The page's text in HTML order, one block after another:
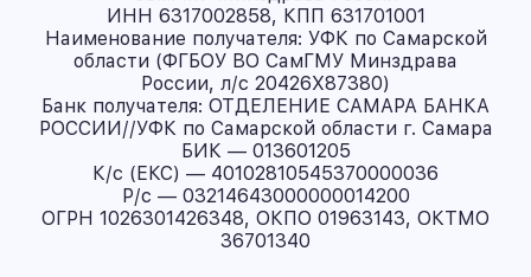
ИНН 6317002858, КПП 631701001
Наименование получателя: УФК по Самарской
области (ФГБОУ ВО СамГМУ Минздрава
России, л/с 20426X87380)
Банк получателя: ОТДЕЛЕНИЕ САМАРА БАНКА
РОССИИ//УФК по Самарской области г. Самара
БИК — 013601205
К/с (ЕКС) — 40102810545370000036
Р/с — 03214643000000014200
ОГРН 1026301426348, ОКПО 01963143, ОКТМО
36701340